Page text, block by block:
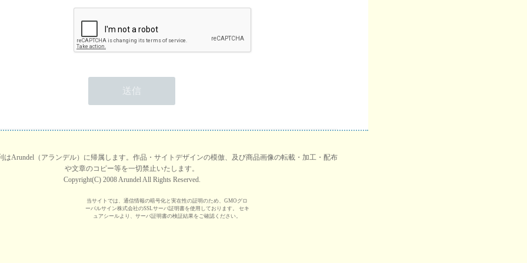
はArundel（アランデル）に帰属します。作品・サイトデザインの模倣、及び商品画像の転載・加工・配布
や文章のコピー等を一切禁止いたします。
Copyright(C) 2008 Arundel All Rights Reserved.
当サイトでは、通信情報の暗号化と実在性の証明のため、GMOグロ
ーバルサイン株式会社のSSLサーバ証明書を使用しております。 セキ
ュアシールより、サーバ証明書の検証結果をご確認ください。